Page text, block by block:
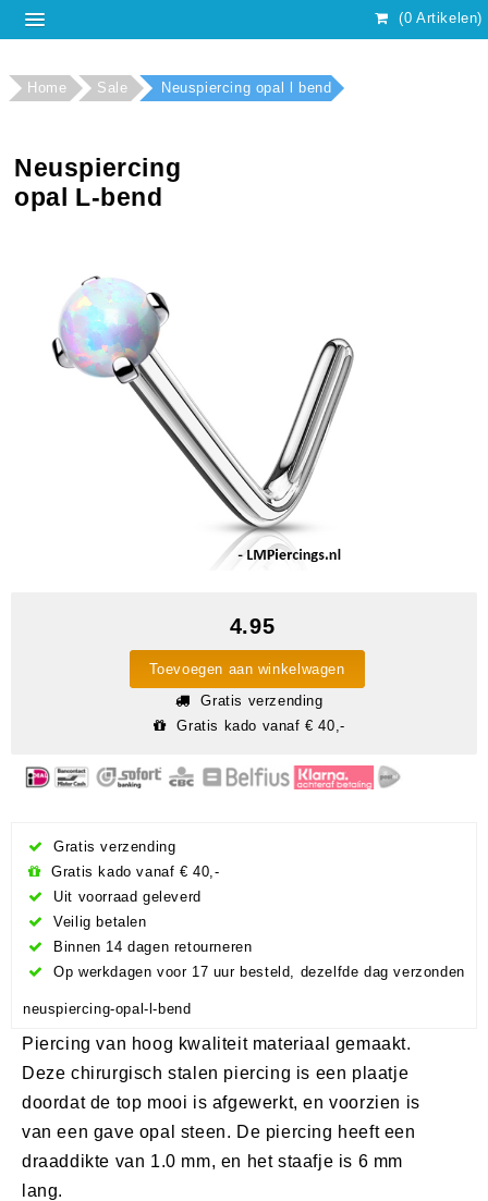
(0 Artikelen)
Home Sale Neuspiercing opal l bend
Neuspiercing
opal L-bend
4.95
Toevoegen aan winkelwagen
Gratis verzending
Gratis kado vanaf € 40,-
Gratis verzending
Gratis kado vanaf € 40,-
Uit voorraad geleverd
Veilig betalen
Binnen 14 dagen retourneren
Op werkdagen voor 17 uur besteld, dezelfde dag verzonden
neuspiercing-opal-l-bend
Piercing van hoog kwaliteit materiaal gemaakt.
Deze chirurgisch stalen piercing is een plaatje
doordat de top mooi is afgewerkt, en voorzien is
van een gave opal steen. De piercing heeft een
draaddikte van 1.0 mm, en het staafje is 6 mm
lang.